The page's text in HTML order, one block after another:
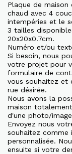
Plaque de
chaud avec 4
intempéries et le
3 tailles
20x20x0.7cm.
Numéro et/ou
Si besoin, nous
votre projet pour
formulaire de
vous souhaitez et
rue désirée.
Nous avons la
maison
d'une photo/
Envoyez nous
souhaitez comme
personnalisée.
ensuite si votre